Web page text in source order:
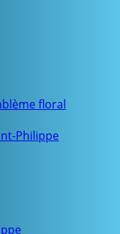
floral
Philippe